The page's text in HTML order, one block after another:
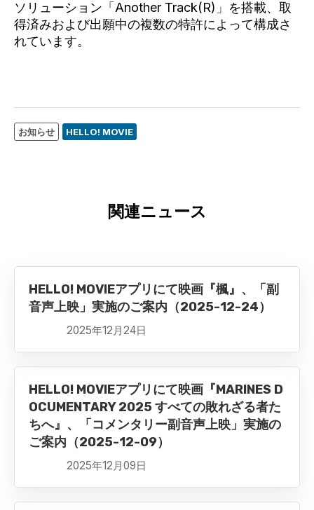
ソリューション「Another Track(R)」を搭載、取
得済みおよび出願中の複数の特許によって構成さ
れています。
お知らせ HELLO! MOVIE
関連ニュース
HELLO! MOVIEアプリにて映画『楓』、「副
音声上映」実施のご案内（2025-12-24）
2025年12月24日
HELLO! MOVIEアプリにて映画『MARINES D
OCUMENTARY 2025 すべての敗れざる者た
ちへ』、「コメンタリー副音声上映」実施の
ご案内（2025-12-09）
2025年12月09日